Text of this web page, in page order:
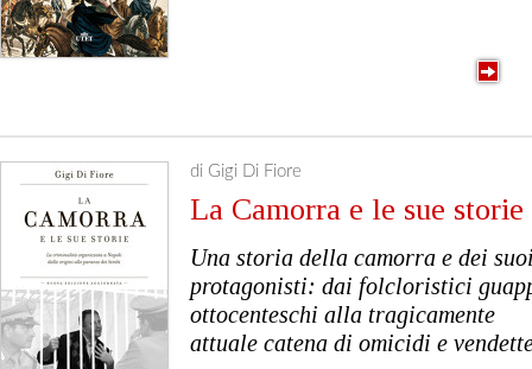
di Gigi Di Fiore
La Camorra e le sue storie
Una storia della camorra e dei
protagonisti: dai folcloristici
ottocenteschi alla tragicamente
attuale catena di omicidi e